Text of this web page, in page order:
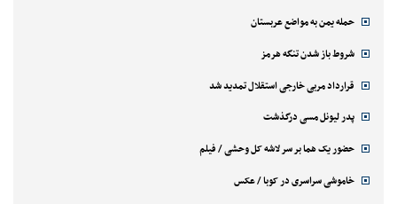
حمله یمن به مواضع عربستان
شروط باز شدن تنگه هرمز
قرارداد مربی خارجی استقلال تمدید شد
پدر لیونل مسی درگذشت
حضور یک هما بر سر لاشه‌ کل وحشی / فیلم
خاموشی سراسری در کوبا / عکس